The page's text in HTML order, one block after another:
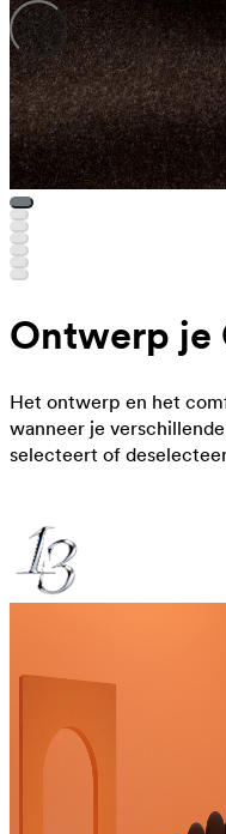
Ontwerp je
Het ontwerp en het
wanneer je
selecteert of